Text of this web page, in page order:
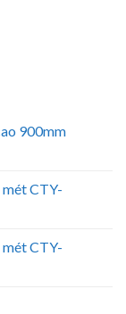
900mm
mét CTY-
mét CTY-